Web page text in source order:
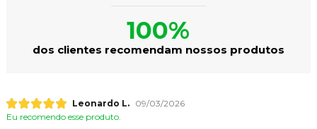
100%
dos clientes recomendam nossos produtos
Leonardo L.
09/03/2026
Eu recomendo esse produto.